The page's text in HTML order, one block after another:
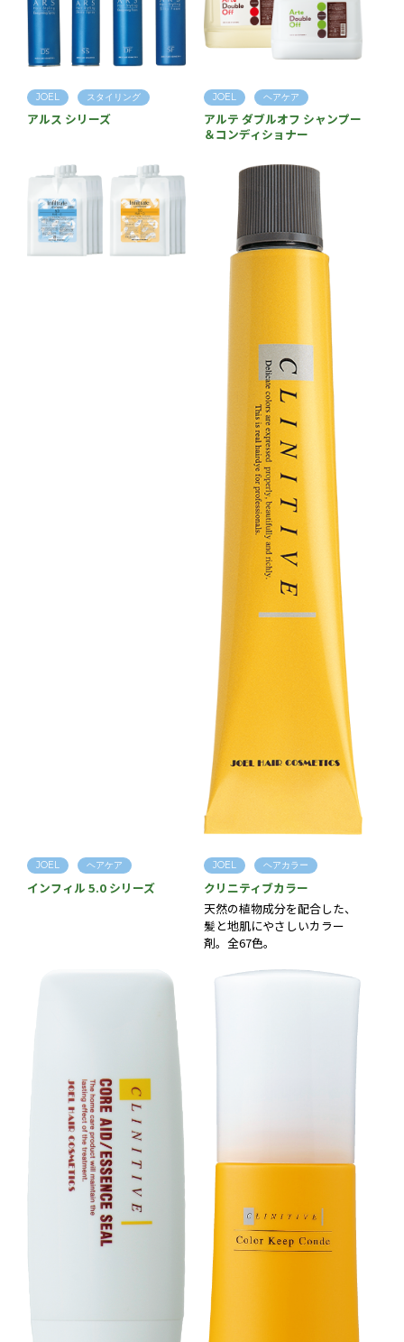
JOEL スタイリング
アルス シリーズ
JOEL ヘアケア
アルテ ダブルオフ シャンプー
＆コンディショナー
JOEL ヘアケア
インフィル 5.0 シリーズ
JOEL ヘアカラー
クリニティブカラー
天然の植物成分を配合した、
髪と地肌にやさしいカラー
剤。全67色。